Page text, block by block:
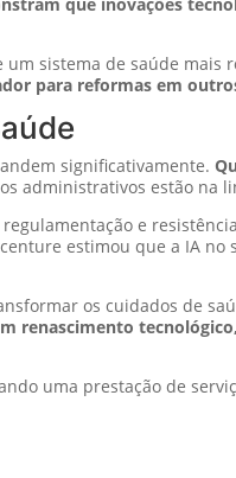
um sistema de saúde
para reformas em
significativamente.
administrativos estão na
e
estimou que a IA no
os cuidados de
renascimento
uma prestação de